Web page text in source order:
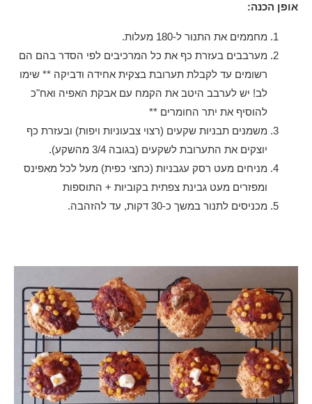
אופן הכנה:
מחממים את התנור ל-180 מעלות.
מערבבים בעזרת כף את כל המרכיבים לפי הסדר בהם הם
רשומים עד לקבלת תערובת בצקית אחידה ודביקה ** שימו
לב! יש לערבב היטב את הקמח עם אבקת האפיה ואח"כ
להוסיף את יתר החומרים **
משמנים תבניות שקעים (רצוי צבעוניות ויפות) ובעזרת כף
יוצקים את התערובת לשקעים (בגובה 3/4 מהשקע).
מניחים מעט רסק עגבניות (כחצי כפית) מעל לכל מאפינס
ומפזרים מעט גבינת צפתית בקוביות + התוספות
מכניסים לתנור במשך כ-30 דקות, עד להזהבה.